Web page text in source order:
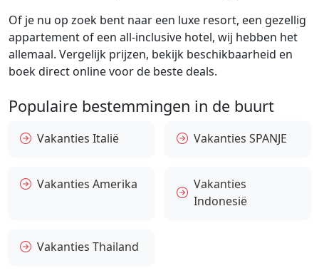
Of je nu op zoek bent naar een luxe resort, een gezellig
appartement of een all-inclusive hotel, wij hebben het
allemaal. Vergelijk prijzen, bekijk beschikbaarheid en
boek direct online voor de beste deals.
Populaire bestemmingen in de buurt
Vakanties Italië Vakanties SPANJE
Vakanties Amerika
Vakanties
Indonesië
Vakanties Thailand